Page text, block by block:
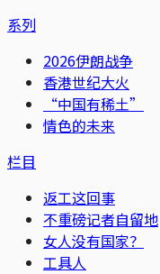
系列
2026伊朗战争
香港世纪大火
“中国有稀土”
情色的未来
栏目
返工这回事
不重磅记者自留地
女人没有国家？
工具人